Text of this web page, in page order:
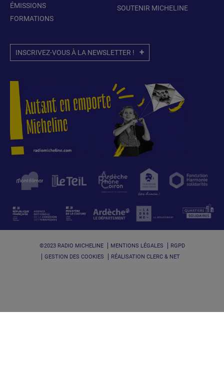
ÉMISSIONS
FORMATIONS
SOUTENIR MICHELINE
INSCRIVEZ-VOUS À LA NEWSLETTER !
©2023 RADIO MICHELINE MENTIONS LÉGALES
RGPD
GESTION DES COOKIES
RÉALISATION CLERC & NET